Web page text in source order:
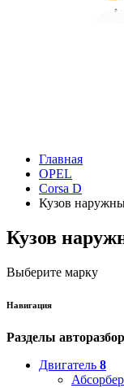
Главная
OPEL
Corsa D
Кузов
Кузов
Выберите марку
Навигация
Разделы
Двигатель 8